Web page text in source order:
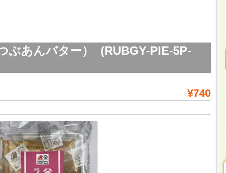
ぶあんバター） (RUBGY-PIE-5P-
¥740